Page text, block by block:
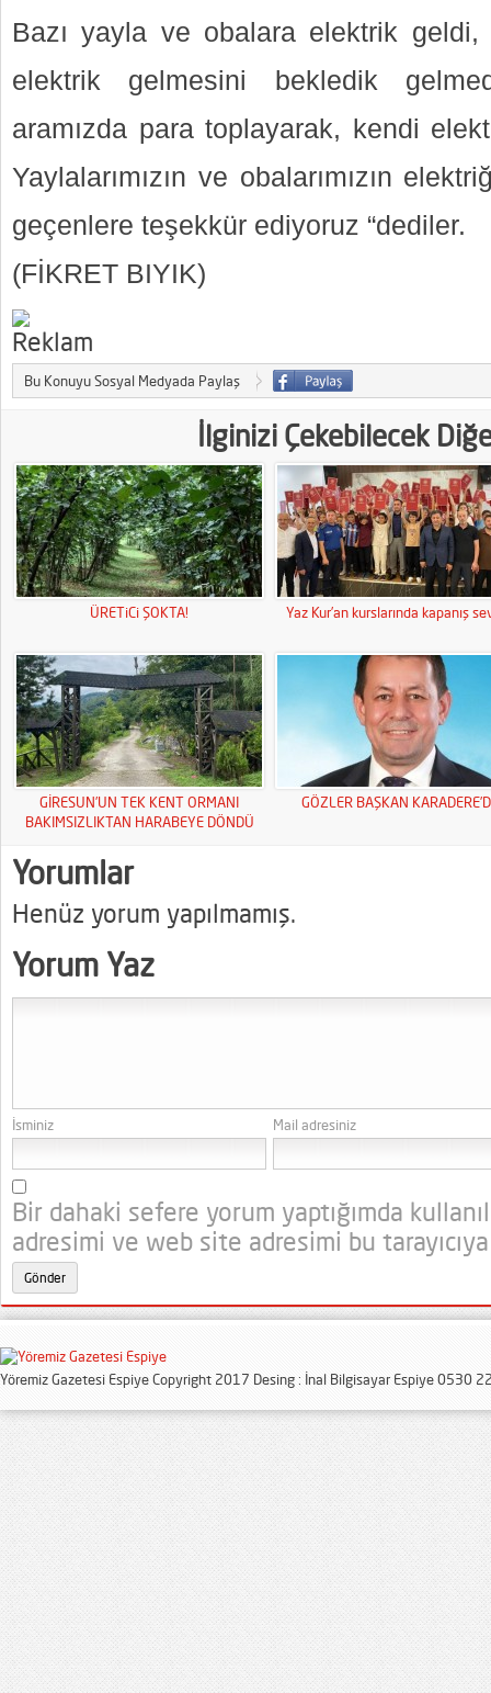
Bazı yayla ve obalara elektrik
elektrik gelmesini bekledik
aramızda para toplayarak, kendi
Yaylalarımızın ve obalarımızın
geçenlere teşekkür ediyoruz “dediler.
(FİKRET BIYIK)
Bu Konuyu Sosyal Medyada Paylaş
İlginizi Çekebilecek
ÜRETiCi ŞOKTA! Yaz Kur’an kurslarında kapanış
GİRESUN’UN TEK KENT ORMANI
BAKIMSIZLIKTAN HARABEYE DÖNDÜ
GÖZLER BAŞKAN
Yorumlar
Henüz yorum yapılmamış.
Yorum Yaz
İsminiz Mail adresiniz
Bir dahaki sefere yorum yaptığımda
adresimi ve web site adresimi bu
Yöremiz Gazetesi Espiye Copyright 2017 Desing : İnal Bilgisayar Espiye 0530